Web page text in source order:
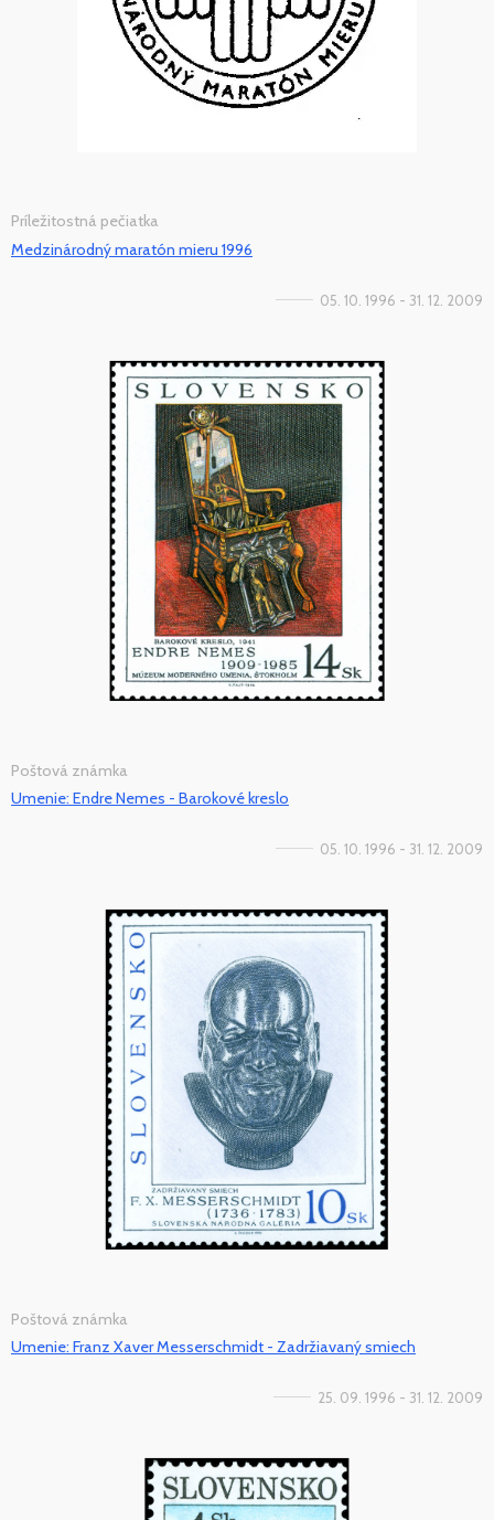
Príležitostná pečiatka
Medzinárodný maratón mieru 1996
05. 10. 1996 - 31. 12. 2009
Poštová známka
Umenie: Endre Nemes - Barokové kreslo
05. 10. 1996 - 31. 12. 2009
Poštová známka
Umenie: Franz Xaver Messerschmidt - Zadržiavaný smiech
25. 09. 1996 - 31. 12. 2009